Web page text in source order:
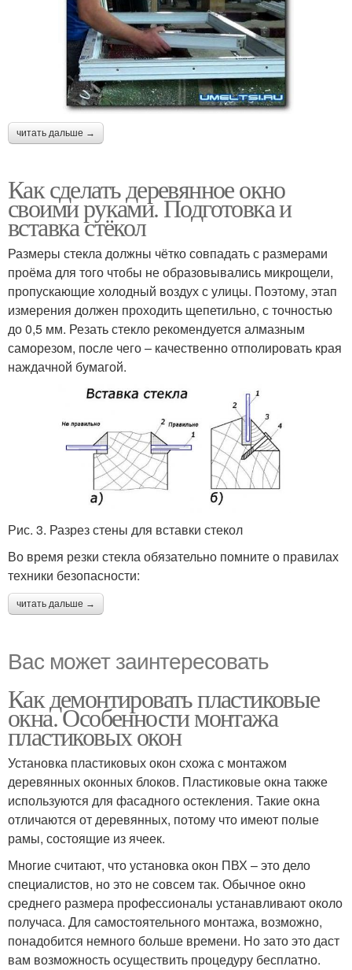
читать дальше →
Как сделать деревянное окно
своими руками. Подготовка и
вставка стёкол
Размеры стекла должны чётко совпадать с размерами
проёма для того чтобы не образовывались микрощели,
пропускающие холодный воздух с улицы. Поэтому, этап
измерения должен проходить щепетильно, с точностью
до 0,5 мм. Резать стекло рекомендуется алмазным
саморезом, после чего – качественно отполировать края
наждачной бумагой.
Рис. 3. Разрез стены для вставки стекол
Во время резки стекла обязательно помните о правилах
техники безопасности:
читать дальше →
Вас может заинтересовать
Как демонтировать пластиковые
окна. Особенности монтажа
пластиковых окон
Установка пластиковых окон схожа с монтажом
деревянных оконных блоков. Пластиковые окна также
используются для фасадного остекления. Такие окна
отличаются от деревянных, потому что имеют полые
рамы, состоящие из ячеек.
Многие считают, что установка окон ПВХ – это дело
специалистов, но это не совсем так. Обычное окно
среднего размера профессионалы устанавливают около
получаса. Для самостоятельного монтажа, возможно,
понадобится немного больше времени. Но зато это даст
вам возможность осуществить процедуру бесплатно.